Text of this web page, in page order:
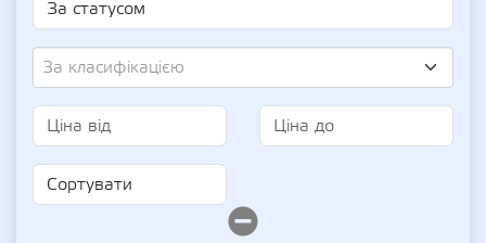
За класифікацією